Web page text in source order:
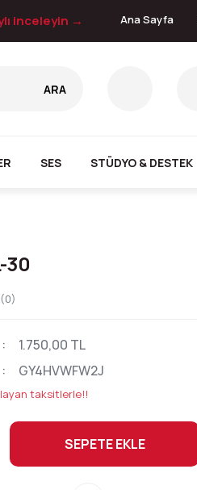
inceleyin → Ana Sayfa
ARA
SES STÜDYO & DESTEK
30
1.750,00 TL
GY4HVWFW2J
taksitlerle!!
SEPETE EKLE